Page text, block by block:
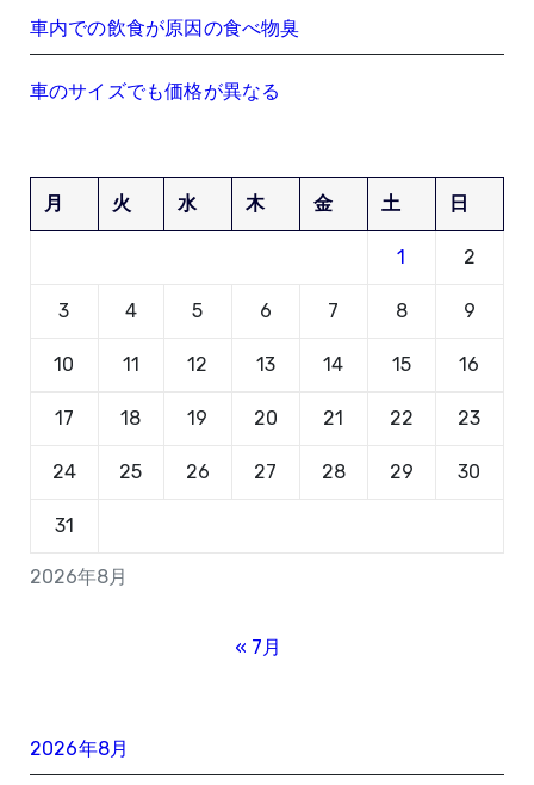
車内での飲食が原因の食べ物臭
車のサイズでも価格が異なる
2026年8月
月 火 水 木 金 土 日
1 2
3 4 5 6 7 8 9
10 11 12 13 14 15 16
17 18 19 20 21 22 23
24 25 26 27 28 29 30
31
« 7月
2026年8月